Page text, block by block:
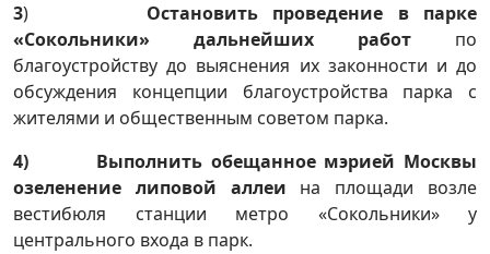
3) Остановить проведение в парке
«Сокольники» дальнейших работ по
благоустройству до выяснения их законности и до
обсуждения концепции благоустройства парка с
жителями и общественным советом парка.
4) Выполнить обещанное мэрией Москвы
озеленение липовой аллеи на площади возле
вестибюля станции метро «Сокольники» у
центрального входа в парк.